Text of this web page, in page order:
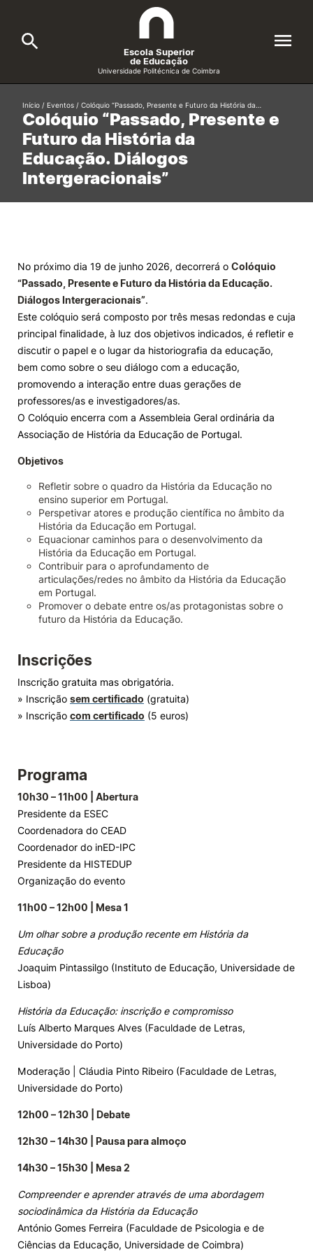
A ESEC
Cursos
Candidatos
Investigação e Projetos
Alunos
Knowledge Factory
Candidaturas
©2026 Instituto Politécnico de Coimbra. Todos os direitos reservados.
Escola Superior
de Educação
Universidade Politécnica de Coimbra
Search
Formative Offer
Colóquio “Passado, Presente e
Futuro da História da
Educação. Diálogos
Intergeracionais”
Início / Eventos / Colóquio “Passado, Presente e Futuro da História da…
No próximo dia 19 de junho 2026, decorrerá o Colóquio
“Passado, Presente e Futuro da História da Educação.
Diálogos Intergeracionais”.
Este colóquio será composto por três mesas redondas e cuja
principal finalidade, à luz dos objetivos indicados, é refletir e
discutir o papel e o lugar da historiografia da educação,
bem como sobre o seu diálogo com a educação,
promovendo a interação entre duas gerações de
professores/as e investigadores/as.
O Colóquio encerra com a Assembleia Geral ordinária da
Associação de História da Educação de Portugal.
Objetivos
Refletir sobre o quadro da História da Educação no
ensino superior em Portugal.
Perspetivar atores e produção científica no âmbito da
História da Educação em Portugal.
Equacionar caminhos para o desenvolvimento da
História da Educação em Portugal.
Contribuir para o aprofundamento de
articulações/redes no âmbito da História da Educação
em Portugal.
Promover o debate entre os/as protagonistas sobre o
futuro da História da Educação.
Inscrições
Inscrição gratuita mas obrigatória.
» Inscrição sem certificado (gratuita)
» Inscrição com certificado (5 euros)
Programa
10h30 – 11h00 | Abertura
Presidente da ESEC
Coordenadora do CEAD
Coordenador do inED-IPC
Presidente da HISTEDUP
Organização do evento
11h00 – 12h00 | Mesa 1
Um olhar sobre a produção recente em História da
Educação
Joaquim Pintassilgo (Instituto de Educação, Universidade de
Lisboa)
História da Educação: inscrição e compromisso
Luís Alberto Marques Alves (Faculdade de Letras,
Universidade do Porto)
Moderação | Cláudia Pinto Ribeiro (Faculdade de Letras,
Universidade do Porto)
12h00 – 12h30 | Debate
12h30 – 14h30 | Pausa para almoço
14h30 – 15h30 | Mesa 2
Compreender e aprender através de uma abordagem
sociodinâmica da História da Educação
António Gomes Ferreira (Faculdade de Psicologia e de
Ciências da Educação, Universidade de Coimbra)